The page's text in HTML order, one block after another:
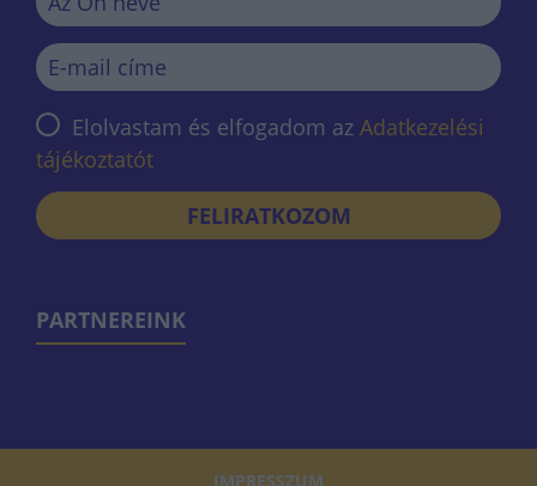
Elolvastam és elfogadom az Adatkezelési
tájékoztatót
FELIRATKOZOM
PARTNEREINK
IMPRESSZUM